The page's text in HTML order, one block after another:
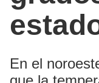
En el